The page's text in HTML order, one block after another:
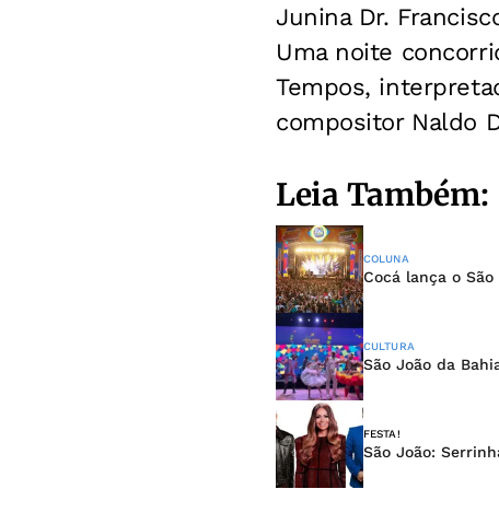
Junina Dr.
Uma noite
Tempos,
compositor Naldo
Leia Também:
COLUNA
Cocá lança o
CULTURA
São João da
FESTA!
São João: